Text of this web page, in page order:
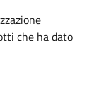
che ha dato